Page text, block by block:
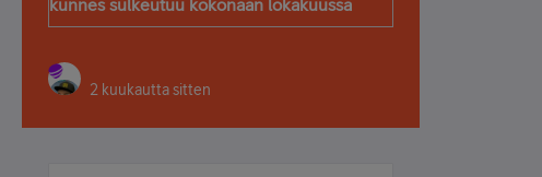
kunnes sulkeutuu kokonaan lokakuussa
2 kuukautta sitten